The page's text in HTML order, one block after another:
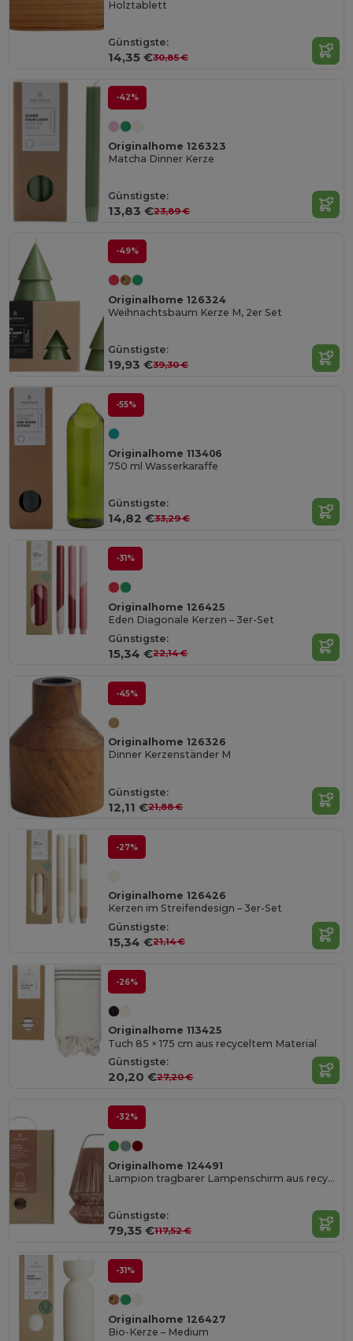
Holztablett
Günstigste:
14,35 €30,85 €
-42%
Originalhome 126323
Matcha Dinner Kerze
Günstigste:
13,83 €23,89 €
-49%
Originalhome 126324
Weihnachtsbaum Kerze M, 2er Set
Günstigste:
19,93 €39,30 €
-55%
Originalhome 113406
750 ml Wasserkaraffe
Günstigste:
14,82 €33,29 €
-31%
Originalhome 126425
Eden Diagonale Kerzen – 3er-Set
Günstigste:
15,34 €22,14 €
-45%
Originalhome 126326
Dinner Kerzenständer M
Günstigste:
12,11 €21,88 €
-27%
Originalhome 126426
Kerzen im Streifendesign – 3er-Set
Günstigste:
15,34 €21,14 €
-26%
Originalhome 113425
Tuch 85 × 175 cm aus recyceltem Material
Günstigste:
20,20 €27,20 €
-32%
Originalhome 124491
Lampion tragbarer Lampenschirm aus recyceltem Material
Günstigste:
79,35 €117,52 €
-31%
Originalhome 126427
Bio-Kerze – Medium